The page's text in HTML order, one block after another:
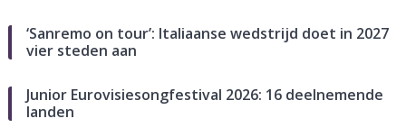
‘Sanremo on tour’: Italiaanse wedstrijd doet in 2027
vier steden aan
Junior Eurovisiesongfestival 2026: 16 deelnemende
landen